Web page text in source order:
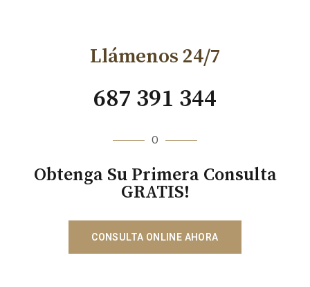
Llámenos 24/7
687 391 344
O
Obtenga Su Primera Consulta
GRATIS!
CONSULTA ONLINE AHORA